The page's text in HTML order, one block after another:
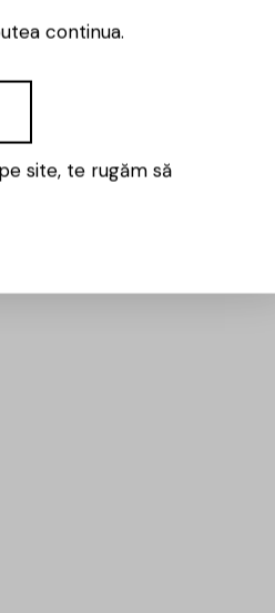
continua.
site, te rugăm să